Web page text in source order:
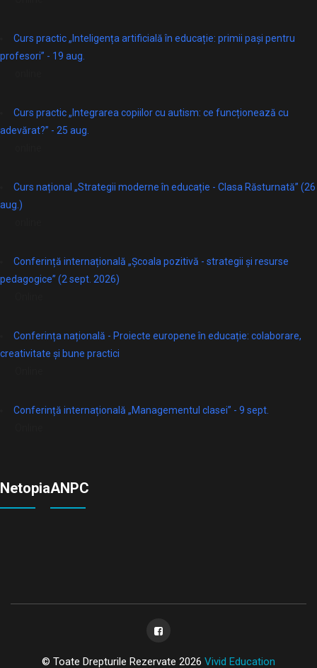
Curs practic „Inteligența artificială în educație: primii pași pentru
profesori” - 19 aug.
Curs practic „Integrarea copiilor cu autism: ce funcționează cu
adevărat?” - 25 aug.
Curs național „Strategii moderne în educație - Clasa Răsturnată” (26
aug.)
Conferință internațională „Școala pozitivă - strategii și resurse
pedagogice” (2 sept. 2026)
Conferința națională - Proiecte europene în educație: colaborare,
creativitate și bune practici
Conferință internațională „Managementul clasei” - 9 sept.
NetopiaANPC
© Toate Drepturile Rezervate 2026 Vivid Education